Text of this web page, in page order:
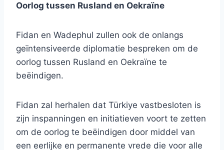
Oorlog tussen Rusland en Oekraïne
Fidan en Wadephul zullen ook de onlangs
geïntensiveerde diplomatie bespreken om de
oorlog tussen Rusland en Oekraïne te
beëindigen.
Fidan zal herhalen dat Türkiye vastbesloten is
zijn inspanningen en initiatieven voort te zetten
om de oorlog te beëindigen door middel van
een eerlijke en permanente vrede die voor alle